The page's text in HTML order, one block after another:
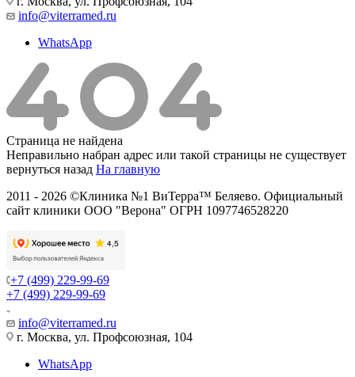
info@viterramed.ru
WhatsApp
Страница не найдена
Неправильно набран адрес или такой страницы не существует
вернуться назад На главную
2011 - 2026 ©Клиника №1 ВиТерра™ Беляево. Официальный
сайт клиники ООО "Верона" ОГРН 1097746528220
+7 (499) 229-99-69
+7 (499) 229-99-69
info@viterramed.ru
г. Москва, ул. Профсоюзная, 104
WhatsApp